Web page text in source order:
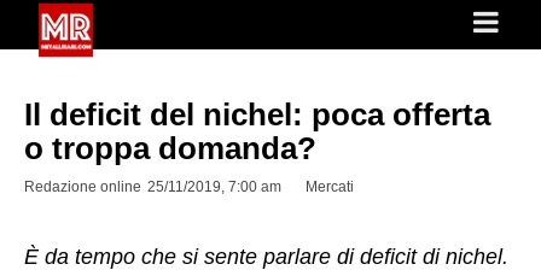
Il deficit del nichel: poca offerta
o troppa domanda?
Redazione online 25/11/2019, 7:00 am Mercati
È da tempo che si sente parlare di deficit di nichel.